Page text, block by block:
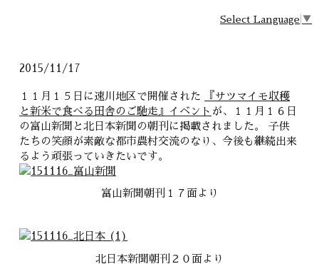
Select Language ▼
2015/11/17
１１月１５日に速川地区で開催された
『サツマイモ収穫
と新米で食べる田舎のご馳走』イベント が、１１月１６日
の富山新聞と北日本新聞の朝刊に掲載されました。 子供
たちの笑顔が素敵な都市農村交流のなり、今後も継続出来
るよう頑張っていきたいです。
富山新聞朝刊１７面より
北日本新聞朝刊２０面より